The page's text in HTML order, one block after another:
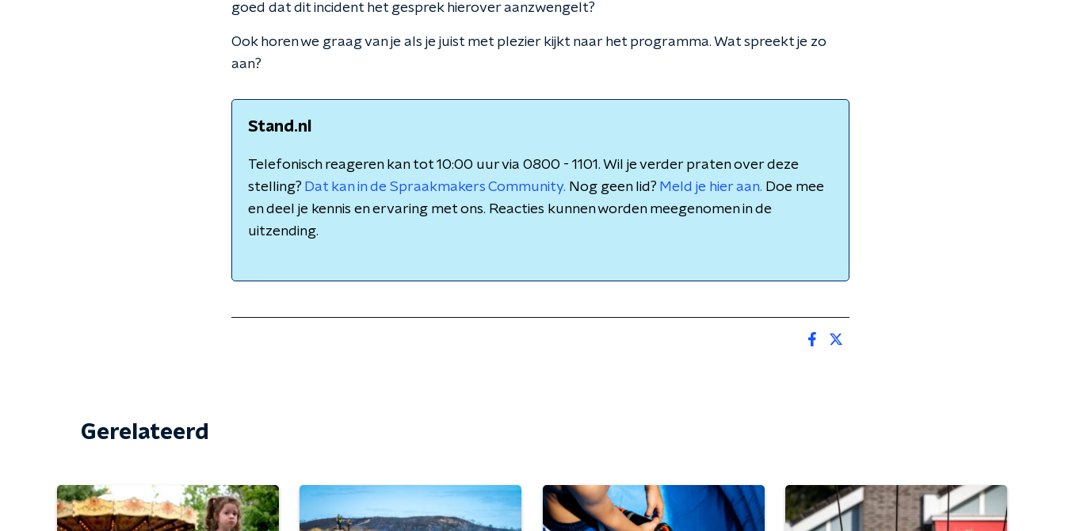
goed dat dit incident het gesprek hierover aanzwengelt?
Ook horen we graag van je als je juist met plezier kijkt naar het programma. Wat spreekt je zo
aan?
Stand.nl
Telefonisch reageren kan tot 10:00 uur via 0800 - 1101. Wil je verder praten over deze
stelling? Dat kan in de Spraakmakers Community. Nog geen lid? Meld je hier aan. Doe mee
en deel je kennis en ervaring met ons. Reacties kunnen worden meegenomen in de
uitzending.
Gerelateerd